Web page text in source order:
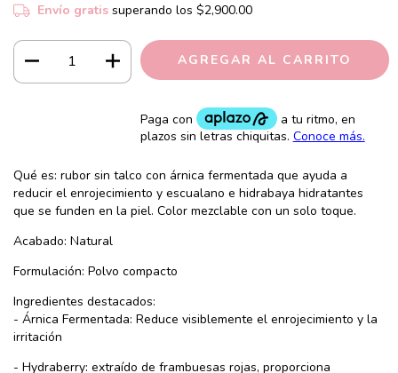
Envío gratis superando los $2,900.00
Qué es: rubor sin talco con árnica fermentada que ayuda a
reducir el enrojecimiento y escualano e hidrabaya hidratantes
que se funden en la piel. Color mezclable con un solo toque.
Acabado: Natural
Formulación: Polvo compacto
Ingredientes destacados:
- Árnica Fermentada: Reduce visiblemente el enrojecimiento y la
irritación
- Hydraberry: extraído de frambuesas rojas, proporciona